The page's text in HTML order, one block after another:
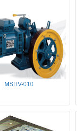
MSHV-010